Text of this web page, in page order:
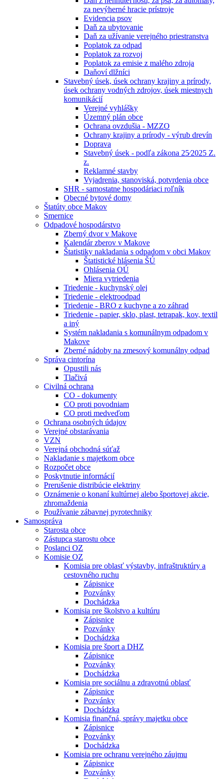
za nevýherné hracie prístroje
Evidencia psov
Daň za ubytovanie
Daň za užívanie verejného priestranstva
Poplatok za odpad
Poplatok za rozvoj
Poplatok za emisie z malého zdroja
Daňoví dlžníci
Stavebný úsek, úsek ochrany krajiny a prírody,
úsek ochrany vodných zdrojov, úsek miestnych
komunikácií
Verejné vyhlášky
Územný plán obce
Ochrana ovzdušia - MZZO
Ochrany krajiny a prírody - výrub drevín
Doprava
Stavebný úsek - podľa zákona 25⁄2025 Z.
z.
Reklamné stavby
Vyjadrenia, stanoviská, potvrdenia obce
SHR - samostatne hospodáriaci roľník
Obecné bytové domy
Štatúty obce Makov
Smernice
Odpadové hospodárstvo
Zberný dvor v Makove
Kalendár zberov v Makove
Štatistiky nakladania s odpadom v obci Makov
Štatistické hlásenia ŠÚ
Ohlásenia OÚ
Miera vytriedenia
Triedenie - kuchynský olej
Triedenie - elektroodpad
Triedenie - BRO z kuchyne a zo záhrad
Triedenie - papier, sklo, plast, tetrapak, kov, textil
a iný
Systém nakladania s komunálnym odpadom v
Makove
Zberné nádoby na zmesový komunálny odpad
Správa cintorína
Opustili nás
Tlačivá
Civilná ochrana
CO - dokumenty
CO proti povodniam
CO proti medveďom
Ochrana osobných údajov
Verejné obstarávania
VZN
Verejná obchodná súťaž
Nakladanie s majetkom obce
Rozpočet obce
Poskytnutie informácií
Prerušenie distribúcie elektriny
Oznámenie o konaní kultúrnej alebo športovej akcie,
zhromaždenia
Používanie zábavnej pyrotechniky
Samospráva
Starosta obce
Zástupca starostu obce
Poslanci OZ
Komisie OZ
Komisia pre oblasť výstavby, infraštruktúry a
cestovného ruchu
Zápisnice
Pozvánky
Dochádzka
Komisia pre školstvo a kultúru
Zápisnice
Pozvánky
Dochádzka
Komisia pre šport a DHZ
Zápisnice
Pozvánky
Dochádzka
Komisia pre sociálnu a zdravotnú oblasť
Zápisnice
Pozvánky
Dochádzka
Komisia finančná, správy majetku obce
Zápisnice
Pozvánky
Dochádzka
Komisia pre ochranu verejného záujmu
Zápisnice
Pozvánky